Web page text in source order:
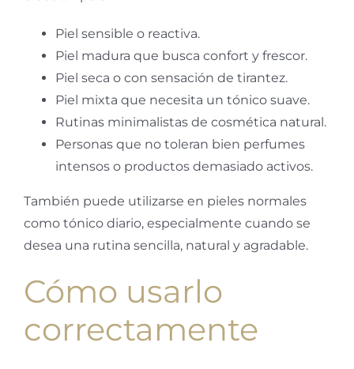
Piel sensible o reactiva.
Piel madura que busca confort y frescor.
Piel seca o con sensación de tirantez.
Piel mixta que necesita un tónico suave.
Rutinas minimalistas de cosmética natural.
Personas que no toleran bien perfumes
intensos o productos demasiado activos.
También puede utilizarse en pieles normales
como tónico diario, especialmente cuando se
desea una rutina sencilla, natural y agradable.
Cómo usarlo
correctamente